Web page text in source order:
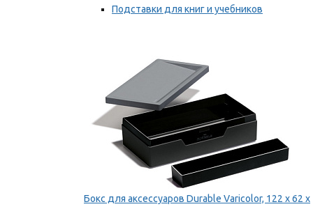
Подставки для книг и учебников
Бокс для аксессуаров Durable Varicolor, 122 x 62 x